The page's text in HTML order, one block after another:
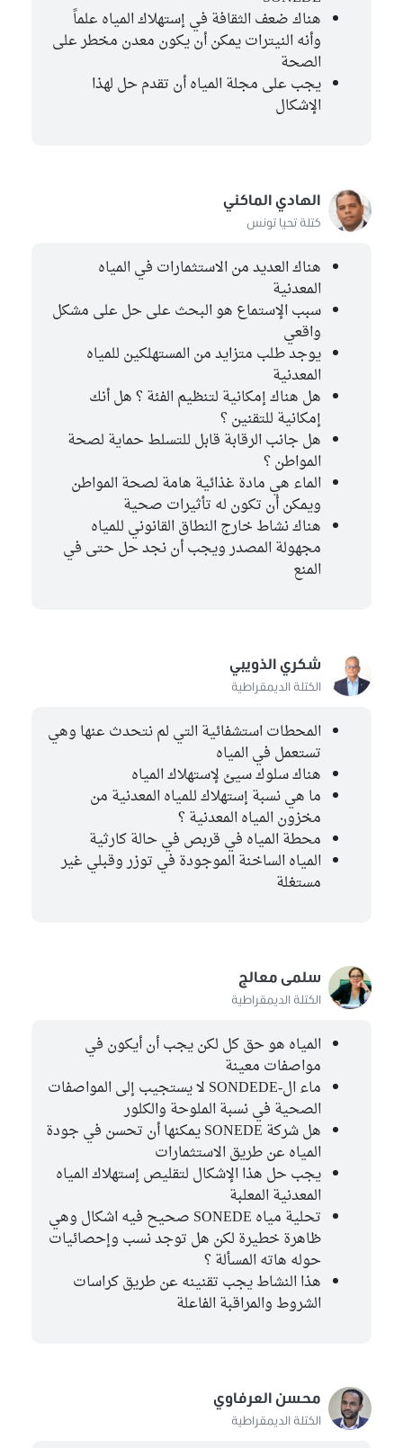
هناك ضعف الثقافة في إستهلاك المياه علماً
وأنه النيترات يمكن أن يكون معدن مخطر على
الصحة
يجب على مجلة المياه أن تقدم حل لهذا
الإشكال
الهادي الماكني
كتلة تحيا تونس
هناك العديد من الاستثمارات في المياه
المعدنية
سبب الإستماع هو البحث على حل على مشكل
واقعي
يوجد طلب متزايد من المستهلكين للمياه
المعدنية
هل هناك إمكانية لتنظيم الفئة ؟ هل أنك
إمكانية للتقنين ؟
هل جانب الرقابة قابل للتسلط حماية لصحة
المواطن ؟
الماء هي مادة غذائية هامة لصحة المواطن
ويمكن أن تكون له تأثيرات صحية
هناك نشاط خارج النطاق القانوني للمياه
مجهولة المصدر ويجب أن نجد حل حتى في
المنع
شكري الذويبي
الكتلة الديمقراطية
المحطات استشفائية التي لم نتحدث عنها وهي
تستعمل في المياه
هناك سلوك سيئ لإستهلاك المياه
ما هي نسبة إستهلاك للمياه المعدنية من
مخزون المياه المعدنية ؟
محطة المياه في قربص في حالة كارثية
المياه الساخنة الموجودة في توزر وقبلي غير
مستغلة
سلمى معالج
الكتلة الديمقراطية
المياه هو حق كل لكن يجب أن أيكون في
مواصفات معينة
ماء ال-SONDEDE لا يستجيب إلى المواصفات
الصحية في نسبة الملوحة والكلور
هل شركة SONEDE يمكنها أن تحسن في جودة
المياه عن طريق الاستثمارات
يجب حل هذا الإشكال لتقليص إستهلاك المياه
المعدنية المعلبة
تحلية مياه SONEDE صحيح فيه اشكال وهي
ظاهرة خطيرة لكن هل توجد نسب وإحصائيات
حوله هاته المسألة ؟
هذا النشاط يجب تقنينه عن طريق كراسات
الشروط والمراقبة الفاعلة
محسن العرفاوي
الكتلة الديمقراطية